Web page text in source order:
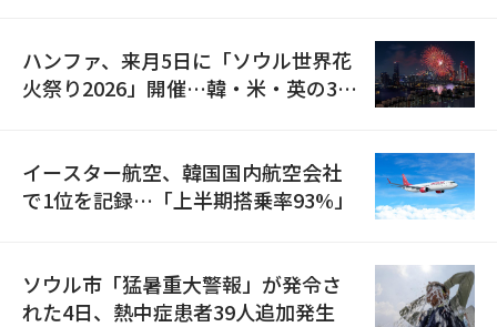
ハンファ、来月5日に「ソウル世界花
火祭り2026」開催…韓・米・英の3カ
イースター航空、韓国国内航空会社
で1位を記録…「上半期搭乗率93%」
ソウル市「猛暑重大警報」が発令さ
れた4日、熱中症患者39人追加発生